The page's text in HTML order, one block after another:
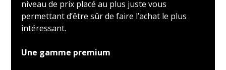
niveau de prix placé au plus juste vous
permettant d’être sûr de faire l’achat le plus
intéressant.
Une gamme premium